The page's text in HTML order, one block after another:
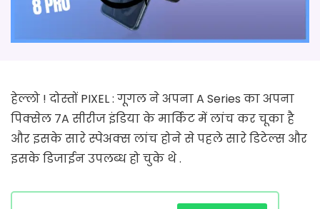
हेल्लो ! दोस्तों PIXEL : गूगल ने अपना A Series का अपना
पिक्सेल 7A सीरीज इंडिया के मार्किट में लांच कर चूका है
और इसके सारे स्पेअक्स लांच होने से पहले सारे डिटेल्स और
इसके डिजाईन उपलब्ध हो चुके थे .